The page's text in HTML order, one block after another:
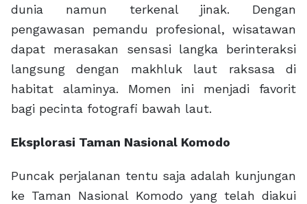
dunia namun terkenal jinak. Dengan
pengawasan pemandu profesional, wisatawan
dapat merasakan sensasi langka berinteraksi
langsung dengan makhluk laut raksasa di
habitat alaminya. Momen ini menjadi favorit
bagi pecinta fotografi bawah laut.
Eksplorasi Taman Nasional Komodo
Puncak perjalanan tentu saja adalah kunjungan
ke Taman Nasional Komodo yang telah diakui